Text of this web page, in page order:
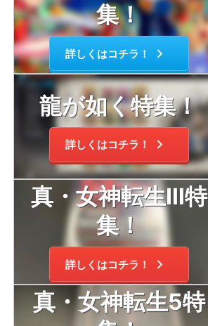
集！
詳しくはコチラ！
龍が如く特集！
詳しくはコチラ！
真・女神転生Ⅲ特
集！
詳しくはコチラ！
真・女神転生5特